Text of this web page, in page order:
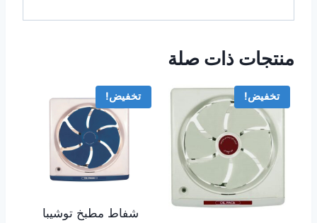
منتجات ذات صلة
تخفيض! تخفيض!
شفاط مطبخ توشيبا